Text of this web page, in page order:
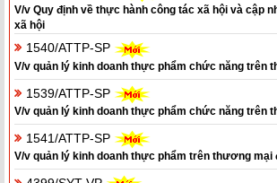
V/v Quy định về thực hành công tác xã hội và cập
xã hội
1540/ATTP-SP
V/v quản lý kinh doanh thực phẩm chức năng trên
1539/ATTP-SP
V/v quản lý kinh doanh thực phẩm chức năng trên
1541/ATTP-SP
V/v quản lý kinh doanh thực phẩm trên thương mại